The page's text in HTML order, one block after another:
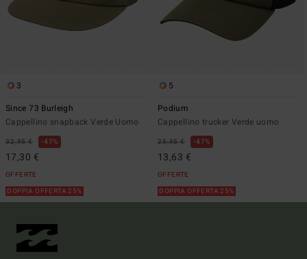
3
Since 73 Burleigh
Cappellino snapback Verde Uomo
32,95 € 47%
17,30 €
OFFERTE
DOPPIA OFFERTA 25%
5
Podium
Cappellino trucker Verde uomo
25,95 € 47%
13,63 €
OFFERTE
DOPPIA OFFERTA 25%